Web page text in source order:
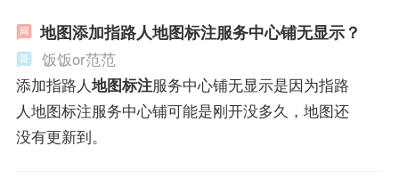
地图添加指路人地图标注服务中心铺无显示？
饭饭or范范
添加指路人地图标注服务中心铺无显示是因为指路
人地图标注服务中心铺可能是刚开没多久，地图还
没有更新到。